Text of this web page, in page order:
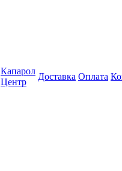
Капарол
Центр
Доставка Оплата